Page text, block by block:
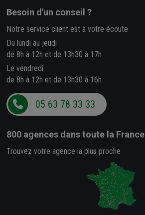
Besoin d'un conseil ?
Notre service client est à votre écoute
Du lundi au jeudi
de 8h à 12h et de 13h30 à 17h
Le vendredi
de 8h à 12h et de 13h30 à 16h
05 63 78 33 33
800 agences dans toute la France
Trouvez votre agence la plus proche